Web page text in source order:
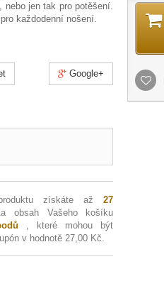
nebo jen tak pro potěšení.
každodenní nošení.
Google+
získáte až27
obsah Vašeho košíku
, které mohou být
v hodnotě27,00 Kč.